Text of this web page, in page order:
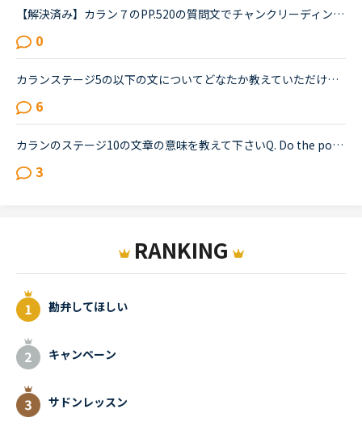
【解決済み】カラン７のPP.520の質問文でチャンクリーディングについて教えてください。Do you think parents should have some control over the education of their children?私は練習の時には以下のように区切...
0
カランステージ5の以下の文についてどなたか教えていただけないでしょうか。pp319 質問 What do you think you should do if you want to make a lot of money ?回答 If you★ want to make a lot of money, I t...
6
カランのステージ10の文章の意味を教えて下さいQ. Do the police store files on known criminals to help them fight crime?A. Yes, the police store files on known criminals to help them fight crimeという...
3
RANKING
勘弁してほしい
キャンペーン
サドンレッスン